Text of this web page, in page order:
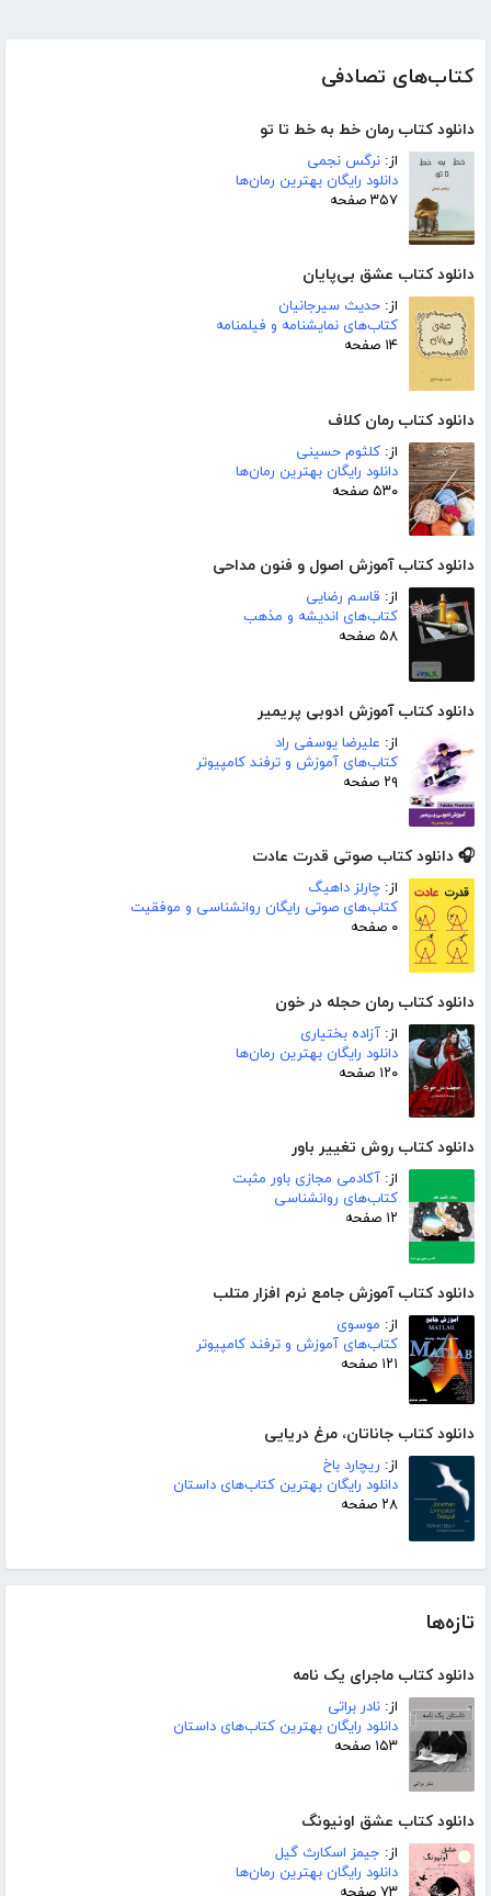
کتاب‌های تصادفی
دانلود کتاب رمان خط به خط تا تو
از: نرگس نجمی
دانلود رایگان بهترین رمان‌ها
۳۵۷ صفحه
دانلود کتاب عشق بی‌پایان
از: حدیث سیرجانیان
کتاب‌های نمایشنامه و فیلمنامه
۱۴ صفحه
دانلود کتاب رمان کلاف
از: کلثوم حسینی
دانلود رایگان بهترین رمان‌ها
۵۳۰ صفحه
دانلود کتاب آموزش اصول و فنون مداحی
از: قاسم رضایی
کتاب‌های اندیشه و مذهب
۵۸ صفحه
دانلود کتاب آموزش ادوبی پریمیر
از: علیرضا یوسفی راد
کتاب‌های آموزش و ترفند کامپیوتر
۲۹ صفحه
🎧 دانلود کتاب صوتی قدرت عادت
از: چارلز داهیگ
کتاب‌های صوتی رایگان روانشناسی و موفقیت
۰ صفحه
دانلود کتاب رمان حجله در خون
از: آزاده بختیاری
دانلود رایگان بهترین رمان‌ها
۱۲۰ صفحه
دانلود کتاب روش تغییر باور
از: آکادمی مجازی باور مثبت
کتاب‌های روانشناسی
۱۲ صفحه
دانلود کتاب آموزش جامع نرم افزار متلب
از: موسوی
کتاب‌های آموزش و ترفند کامپیوتر
۱۲۱ صفحه
دانلود کتاب جاناتان، مرغ دریایی
از: ریچارد باخ
دانلود رایگان بهترین کتاب‌های داستان
۲۸ صفحه
تازه‌ها
دانلود کتاب ماجرای یک نامه
از: نادر براتی
دانلود رایگان بهترین کتاب‌های داستان
۱۵۳ صفحه
دانلود کتاب عشق اونیونگ
از: جیمز اسکارث گیل
دانلود رایگان بهترین رمان‌ها